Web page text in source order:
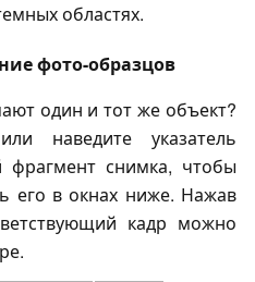
областях.
фото-образцов
один и тот же объект?
наведите указатель
снимка, чтобы
его в окнах ниже. Нажав
кадр можно